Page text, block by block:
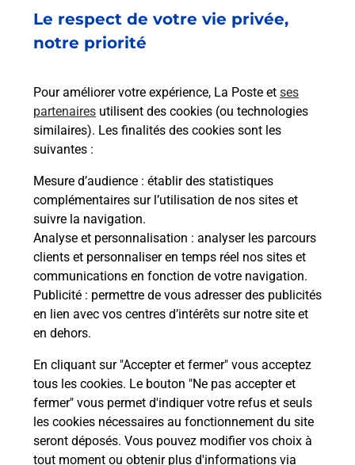
Le respect de votre vie privée,
notre priorité
Pour améliorer votre expérience, La Poste et ses
partenaires utilisent des cookies (ou technologies
similaires). Les finalités des cookies sont les
suivantes :
Mesure d’audience : établir des statistiques
complémentaires sur l’utilisation de nos sites et
suivre la navigation.
Analyse et personnalisation : analyser les parcours
clients et personnaliser en temps réel nos sites et
communications en fonction de votre navigation.
Publicité : permettre de vous adresser des publicités
en lien avec vos centres d’intérêts sur notre site et
en dehors.
En cliquant sur "Accepter et fermer" vous acceptez
tous les cookies. Le bouton "Ne pas accepter et
fermer" vous permet d'indiquer votre refus et seuls
les cookies nécessaires au fonctionnement du site
seront déposés. Vous pouvez modifier vos choix à
tout moment ou obtenir plus d'informations via
88 AVENUE MONSEIGNEUR DE LANGLE
11400 CASTELNAUDARY
Malin !
La Poste
en ligne
Ouvert 24h/24
En savoir plus
CASTELNAUDARY
CONSIGNE LECLERC CASTELNAUDARY